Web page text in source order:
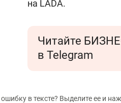
на LADA.
Читайте
в Telegram
в тексте? Выделите ее и